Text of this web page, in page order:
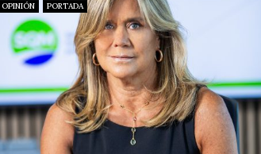
OPINIÓN PORTADA